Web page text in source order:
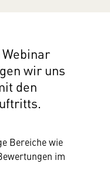
wir uns
den
Bereiche wie
im